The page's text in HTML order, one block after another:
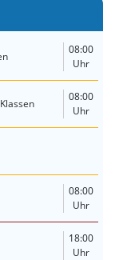
08:00
Uhr
08:00
Uhr
08:00
Uhr
18:00
Uhr